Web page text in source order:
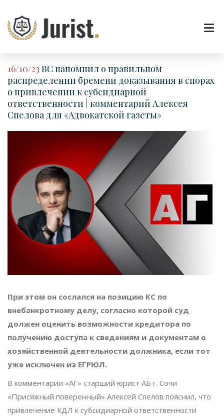
16/10/23 ВС напомнил о правильном
распределении бремени доказывания в спорах
о привлечении к субсидиарной
ответственности | комментарий Алексея
Спелова для «Адвокатской газеты»
При этом он сослался на позицию КС по
внебанкротному делу, согласно которой суд
должен оценить возможности кредитора по
получению доступа к сведениям и документам о
хозяйственной деятельности должника, если тот
уже исключен из ЕГРЮЛ.
В комментарии «АГ» старший юрист АБ г. Сочи
«Присяжный поверенный» Алексей Спелов пояснил, что
привлечение КДЛ к субсидиарной ответственности